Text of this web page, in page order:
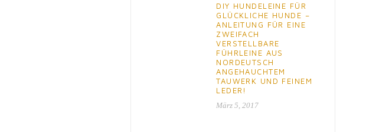
DIY HUNDELEINE FÜR
GLÜCKLICHE HUNDE –
ANLEITUNG FÜR EINE
ZWEIFACH
VERSTELLBARE
FÜHRLEINE AUS
NORDEUTSCH
ANGEHAUCHTEM
TAUWERK UND FEINEM
LEDER!
März 5, 2017